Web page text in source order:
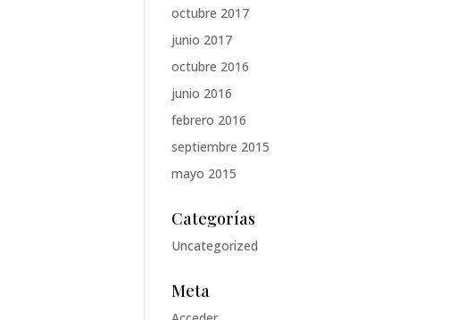
octubre 2017
junio 2017
octubre 2016
junio 2016
febrero 2016
septiembre 2015
mayo 2015
Categorías
Uncategorized
Meta